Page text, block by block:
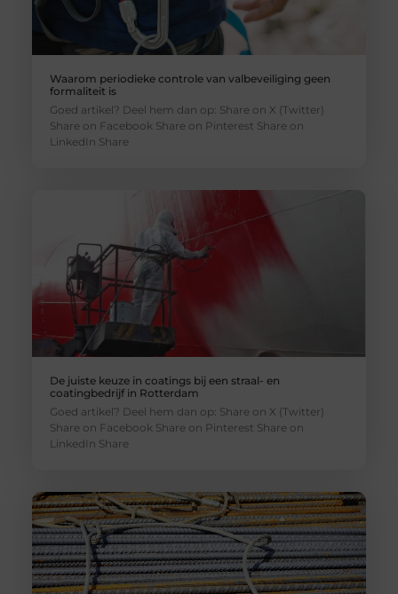
Waarom periodieke controle van valbeveiliging geen
formaliteit is
Goed artikel? Deel hem dan op: Share on X (Twitter)
Share on Facebook Share on Pinterest Share on
LinkedIn Share
De juiste keuze in coatings bij een straal- en
coatingbedrijf in Rotterdam
Goed artikel? Deel hem dan op: Share on X (Twitter)
Share on Facebook Share on Pinterest Share on
LinkedIn Share